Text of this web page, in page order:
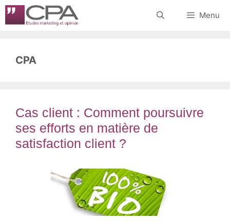
Aller
au
Menu
CPA
Cas client : Comment poursuivre
ses efforts en matière de
satisfaction client ?